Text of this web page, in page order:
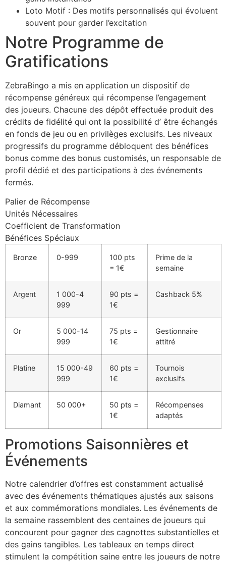
Loto Motif : Des motifs personnalisés qui évoluent
souvent pour garder l’excitation
Notre Programme de
Gratifications
ZebraBingo a mis en application un dispositif de
récompense généreux qui récompense l’engagement
des joueurs. Chacune des dépôt effectuée produit des
crédits de fidélité qui ont la possibilité d’ être échangés
en fonds de jeu ou en privilèges exclusifs. Les niveaux
progressifs du programme débloquent des bénéfices
bonus comme des bonus customisés, un responsable de
profil dédié et des participations à des événements
fermés.
Palier de Récompense
Unités Nécessaires
Coefficient de Transformation
Bénéfices Spéciaux
Bronze 0-999
100 pts
= 1€
Prime de la
semaine
Argent
1 000-4
999
90 pts =
1€
Cashback 5%
Or
5 000-14
999
75 pts =
1€
Gestionnaire
attitré
Platine
15 000-49
999
60 pts =
1€
Tournois
exclusifs
Diamant 50 000+
50 pts =
1€
Récompenses
adaptés
Promotions Saisonnières et
Événements
Notre calendrier d’offres est constamment actualisé
avec des événements thématiques ajustés aux saisons
et aux commémorations mondiales. Les événements de
la semaine rassemblent des centaines de joueurs qui
concourent pour gagner des cagnottes substantielles et
des gains tangibles. Les tableaux en temps direct
stimulent la compétition saine entre les joueurs de notre